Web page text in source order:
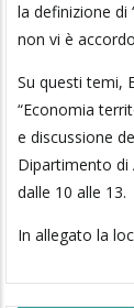
la definizione di
non vi è
Su questi temi,
“Economia
e discussione
Dipartimento di
dalle 10 alle 13.
In allegato la